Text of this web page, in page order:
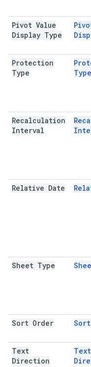
Pivot Value
Display Type
Protection
Type
Type
Recalculation
Interval
Relative Date
Sheet Type
Sort Order
Text
Direction
Text